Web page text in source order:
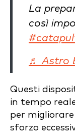
La
così
♬ Astro
Questi
in tempo
per
sforzo